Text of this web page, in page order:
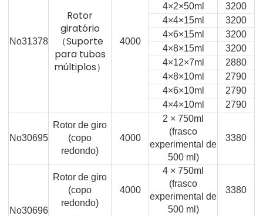
No31378
Rotor
giratório
（Suporte
para tubos
múltiplos）
4000
4×2×50ml
3200
4×4×15ml
3200
4×6×15ml
3200
4×8×15ml
3200
4×12×7ml
2880
4×8×10ml
2790
4×6×10ml
2790
4×4×10ml
2790
No30695
Rotor de giro
(copo
redondo)
4000
2 × 750ml
(frasco
experimental de
500 ml)
3380
No30696
Rotor de giro
(copo
redondo)
4000
4 × 750ml
(frasco
experimental de
500 ml)
3380